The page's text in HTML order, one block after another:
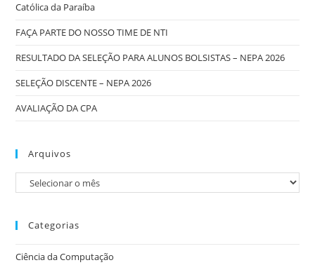
Católica da Paraíba
FAÇA PARTE DO NOSSO TIME DE NTI
RESULTADO DA SELEÇÃO PARA ALUNOS BOLSISTAS – NEPA 2026
SELEÇÃO DISCENTE – NEPA 2026
AVALIAÇÃO DA CPA
Arquivos
Categorias
Ciência da Computação